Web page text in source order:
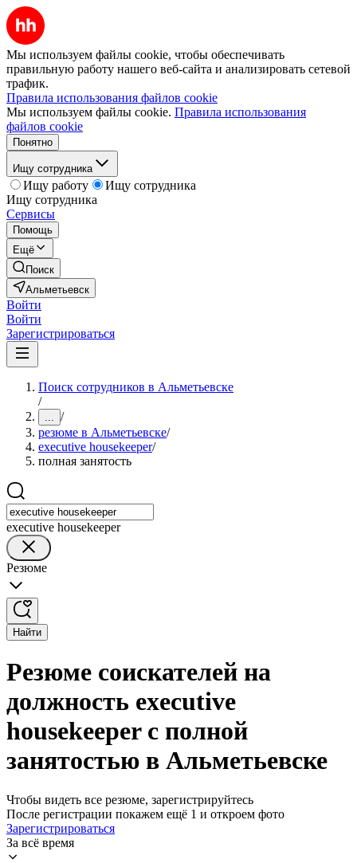
Мы используем файлы cookie, чтобы обеспечивать
правильную работу нашего веб-сайта и анализировать сетевой
трафик.
Правила использования файлов cookie
Мы используем файлы cookie. Правила использования
файлов cookie
Понятно
Ищу сотрудника
Ищу работу
Ищу сотрудника
Ищу сотрудника
Сервисы
Помощь
Ещё
Поиск
Альметьевск
Войти
Войти
Зарегистрироваться
Поиск сотрудников в Альметьевске
/
... /
резюме в Альметьевске/
executive housekeeper/
полная занятость
executive housekeeper
Резюме
Найти
Резюме соискателей на
должность executive
housekeeper с полной
занятостью в Альметьевске
Чтобы видеть все резюме, зарегистрируйтесь
После регистрации покажем ещё 1 и откроем фото
Зарегистрироваться
За всё время